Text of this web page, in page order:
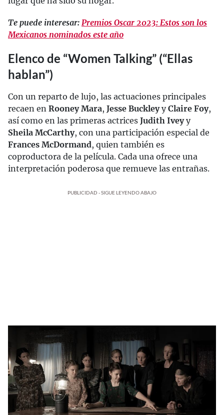
Te puede interesar: Premios Oscar 2023: Estos son los
Mexicanos nominados este año
Elenco de “Women Talking” (“Ellas
hablan”)
Con un reparto de lujo, las actuaciones principales
recaen en Rooney Mara, Jesse BuckleyyClaire Foy,
así como en las primeras actrices Judith Iveyy
Sheila McCarthy, con una participación especial de
Frances McDormand, quien también es
coproductora de la película. Cada una ofrece una
interpretación poderosa que remueve las entrañas.
PUBLICIDAD - SIGUE LEYENDO ABAJO